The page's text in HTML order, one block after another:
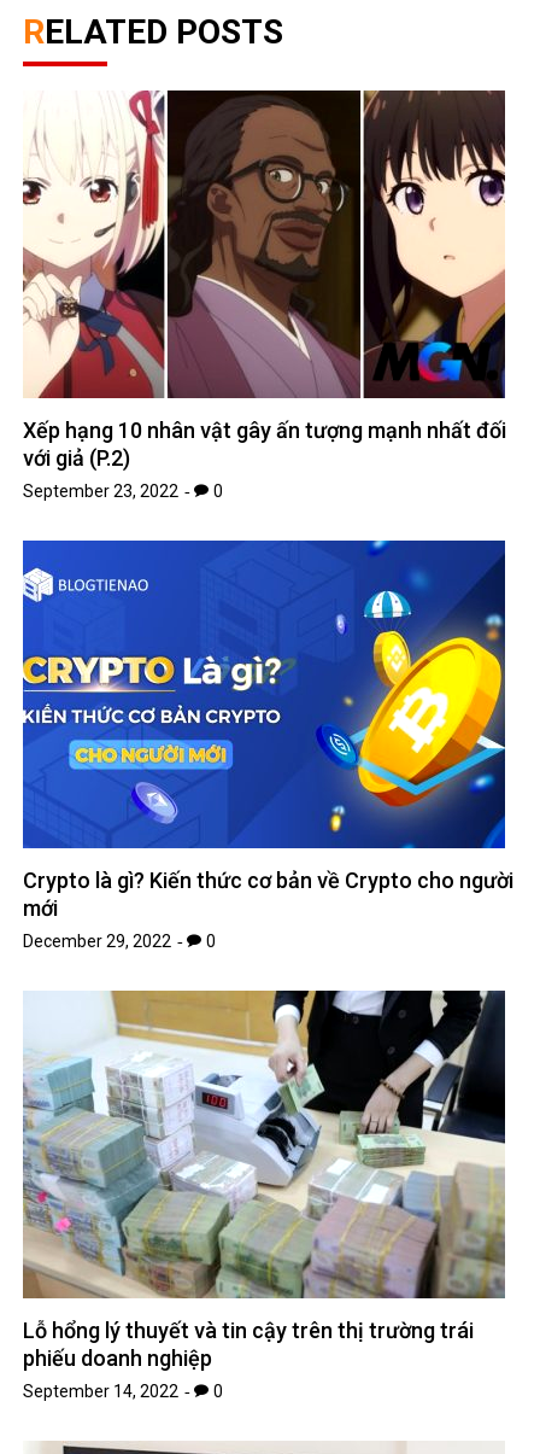
RELATED POSTS
Xếp hạng 10 nhân vật gây ấn tượng mạnh nhất đối
với giả (P.2)
September 23, 2022 0
Crypto là gì? Kiến thức cơ bản về Crypto cho người
mới
December 29, 2022 0
Lỗ hổng lý thuyết và tin cậy trên thị trường trái
phiếu doanh nghiệp
September 14, 2022 0